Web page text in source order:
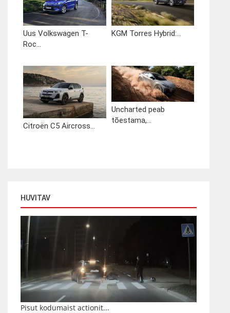
Uus Volkswagen T-
Roc...
KGM Torres Hybrid:...
Citroën C5 Aircross...
Uncharted peab
tõestama,...
HUVITAV
Pisut kodumaist actionit...